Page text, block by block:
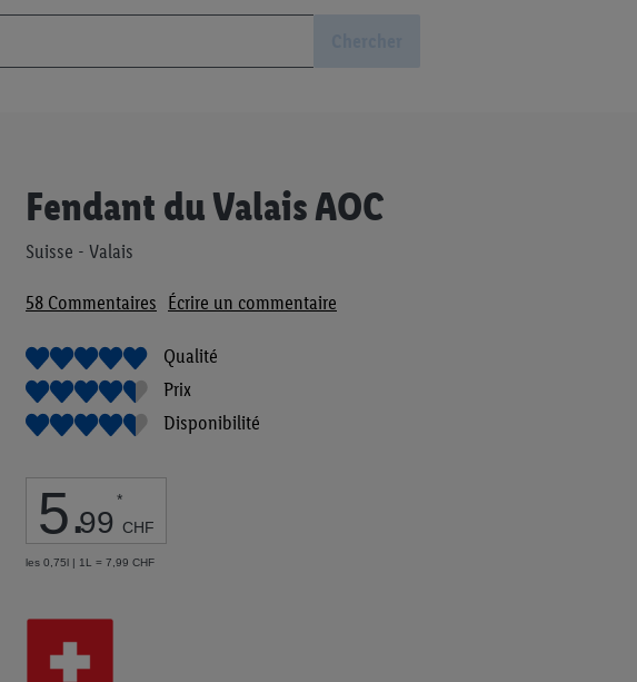
Fendant du Valais AOC
Suisse - Valais
58 Commentaires Écrire un commentaire
Qualité
Prix
Disponibilité
5.99
*
CHF
les 0,75l | 1L = 7,99 CHF
Passer
début
Galerie